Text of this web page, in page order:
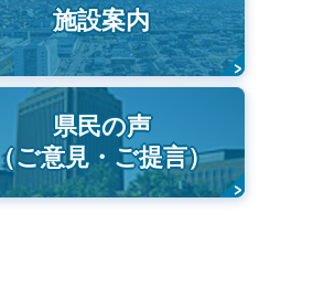
施設案内
県民の声
（ご意見・ご提言）